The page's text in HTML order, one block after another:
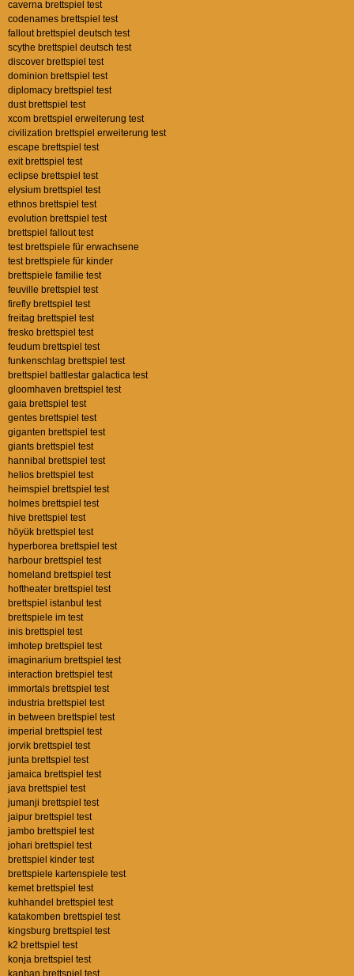
caverna brettspiel test
codenames brettspiel test
fallout brettspiel deutsch test
scythe brettspiel deutsch test
discover brettspiel test
dominion brettspiel test
diplomacy brettspiel test
dust brettspiel test
xcom brettspiel erweiterung test
civilization brettspiel erweiterung test
escape brettspiel test
exit brettspiel test
eclipse brettspiel test
elysium brettspiel test
ethnos brettspiel test
evolution brettspiel test
brettspiel fallout test
test brettspiele für erwachsene
test brettspiele für kinder
brettspiele familie test
feuville brettspiel test
firefly brettspiel test
freitag brettspiel test
fresko brettspiel test
feudum brettspiel test
funkenschlag brettspiel test
brettspiel battlestar galactica test
gloomhaven brettspiel test
gaia brettspiel test
gentes brettspiel test
giganten brettspiel test
giants brettspiel test
hannibal brettspiel test
helios brettspiel test
heimspiel brettspiel test
holmes brettspiel test
hive brettspiel test
höyük brettspiel test
hyperborea brettspiel test
harbour brettspiel test
homeland brettspiel test
hoftheater brettspiel test
brettspiel istanbul test
brettspiele im test
inis brettspiel test
imhotep brettspiel test
imaginarium brettspiel test
interaction brettspiel test
immortals brettspiel test
industria brettspiel test
in between brettspiel test
imperial brettspiel test
jorvik brettspiel test
junta brettspiel test
jamaica brettspiel test
java brettspiel test
jumanji brettspiel test
jaipur brettspiel test
jambo brettspiel test
johari brettspiel test
brettspiel kinder test
brettspiele kartenspiele test
kemet brettspiel test
kuhhandel brettspiel test
katakomben brettspiel test
kingsburg brettspiel test
k2 brettspiel test
konja brettspiel test
kanban brettspiel test